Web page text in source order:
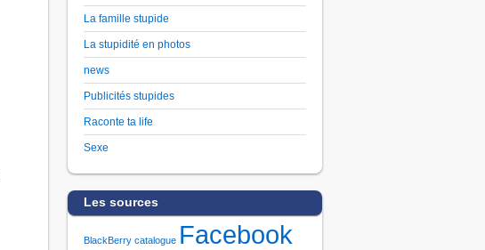
La famille stupide
La stupidité en photos
news
Publicités stupides
Raconte ta life
Sexe
Les sources
BlackBerry catalogue Facebook